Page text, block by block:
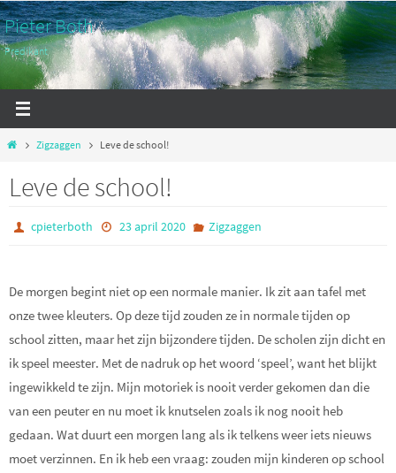
Ga
naar
de
inhoud
Pieter Both
Predikant
HomeZigzaggen Leve de school!
Leve de school!
cpieterboth 23 april 2020 Zigzaggen
De morgen begint niet op een normale manier. Ik zit aan tafel met
onze twee kleuters. Op deze tijd zouden ze in normale tijden op
school zitten, maar het zijn bijzondere tijden. De scholen zijn dicht en
ik speel meester. Met de nadruk op het woord ‘speel’, want het blijkt
ingewikkeld te zijn. Mijn motoriek is nooit verder gekomen dan die
van een peuter en nu moet ik knutselen zoals ik nog nooit heb
gedaan. Wat duurt een morgen lang als ik telkens weer iets nieuws
moet verzinnen. En ik heb een vraag: zouden mijn kinderen op school